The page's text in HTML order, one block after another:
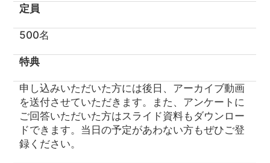
定員
500名
特典
申し込みいただいた方には後日、アーカイブ動画
を送付させていただきます。また、アンケートに
ご回答いただいた方はスライド資料もダウンロー
ドできます。当日の予定があわない方もぜひご登
録ください。